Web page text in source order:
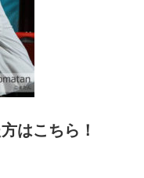
はこちら！